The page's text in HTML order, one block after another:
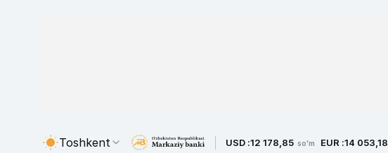
Toshkent USD :12 178,85 so'm EUR :14 053,18